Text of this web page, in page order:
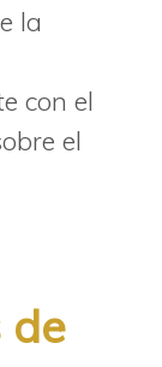
la
con el
el
de